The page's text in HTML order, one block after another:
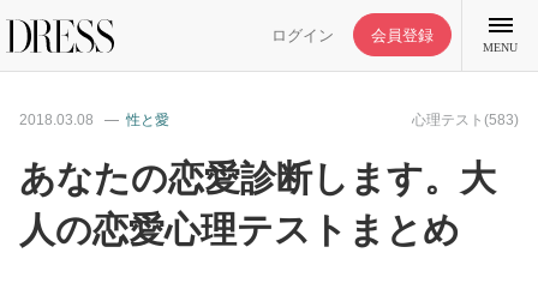
ログイン 会員登録
MENU
特集記事
2018.03.08 性と愛 心理テスト(583)
あなたの恋愛診断します。大
人の恋愛心理テストまとめ